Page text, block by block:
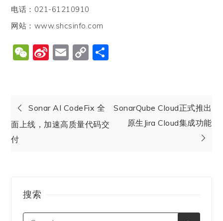
电话：021-61210910
网站：www.shcsinfo.com
WeChat
SinaEmail
Copy
Sonar AI CodeFix 全
面上线，加速高质量代码交
付
SonarQube Cloud正式推出
原生Jira Cloud集成功能
搜索